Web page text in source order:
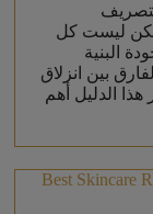
لكن ليست كل
البنية
بين انزلاق
الدليل أهم